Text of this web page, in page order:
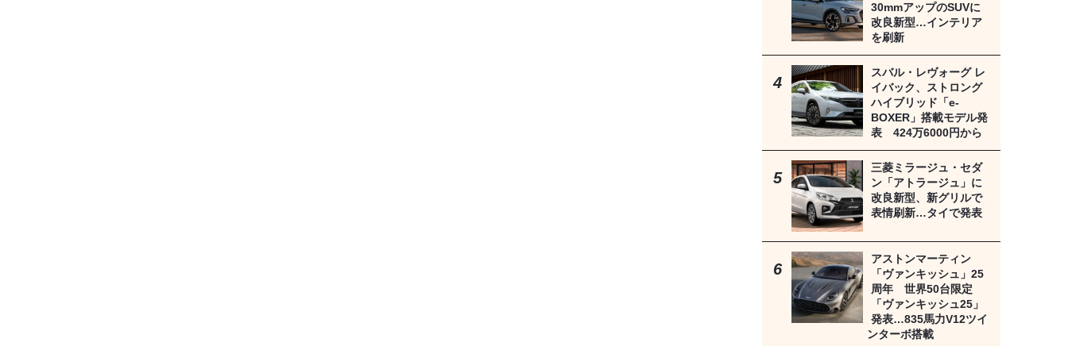
30mmアップのSUVに
改良新型…インテリア
を刷新
スバル・レヴォーグ レ
イバック、ストロング
ハイブリッド「e-
BOXER」搭載モデル発
表 424万6000円から
三菱ミラージュ・セダ
ン「アトラージュ」に
改良新型、新グリルで
表情刷新…タイで発表
アストンマーティン
「ヴァンキッシュ」25
周年 世界50台限定
「ヴァンキッシュ25」
発表…835馬力V12ツイ
ンターボ搭載